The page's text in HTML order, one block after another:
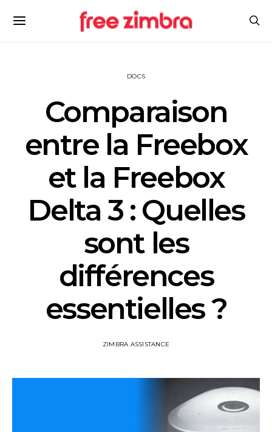
DOCS
Comparaison
entre la Freebox
et la Freebox
Delta 3 : Quelles
sont les
différences
essentielles ?
ZIMBRA ASSISTANCE